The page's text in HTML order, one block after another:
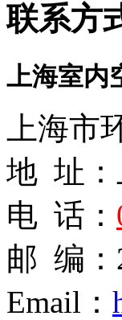
联系方
上海室内
上海市
地 址：
电 话：
邮 编：
Email：